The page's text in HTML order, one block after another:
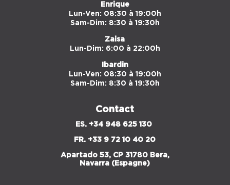
Enrique
Lun-Ven: 08:30 à 19:00h
Sam-Dim: 8:30 à 19:30h
Zaisa
Lun-Dim: 6:00 à 22:00h
Ibardin
Lun-Ven: 08:30 à 19:00h
Sam-Dim: 8:30 à 19:30h
Contact
ES. +34 948 625 130
FR. +33 9 72 10 40 20
Apartado 53, CP 31780 Bera,
Navarra (Espagne)